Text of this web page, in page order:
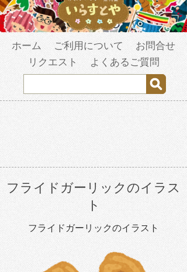
ホーム ご利用について
お問合せ
リクエスト
よくあるご質問
フライドガーリックのイラス
ト
フライドガーリックのイラスト